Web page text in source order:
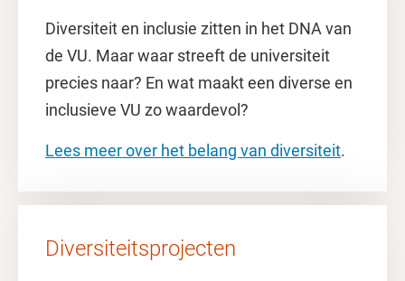
Diversiteit en inclusie zitten in het DNA van
de VU. Maar waar streeft de universiteit
precies naar? En wat maakt een diverse en
inclusieve VU zo waardevol?
Lees meer over het belang van diversiteit.
Diversiteitsprojecten